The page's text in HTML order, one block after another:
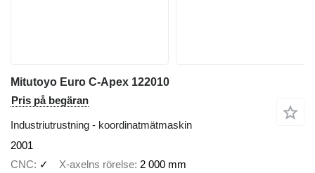
Mitutoyo Euro C-Apex 122010
Pris på begäran
Industriutrustning - koordinatmätmaskin
2001
CNC
✓ X-axelns rörelse 2 000 mm